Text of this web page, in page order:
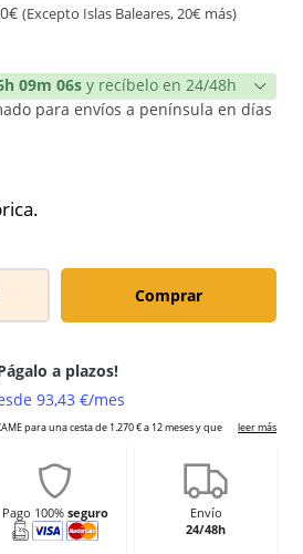
(Excepto Islas Baleares, 20€ más)
09m 06s y recíbelo en 24/48h
para envíos a península en días
Comprar
Pago 100% seguro
Envío
24/48h